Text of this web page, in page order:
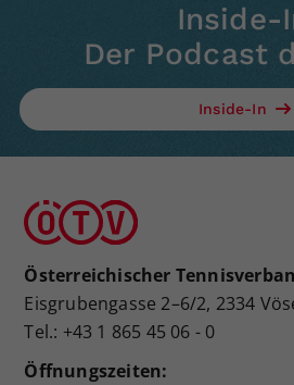
Inside-
Der Podcast
Inside-In
Österreichischer
Eisgrubengasse 2–6/2, 2334
Tel.: +43 1 865 45 06 - 0
Öffnungszeiten: